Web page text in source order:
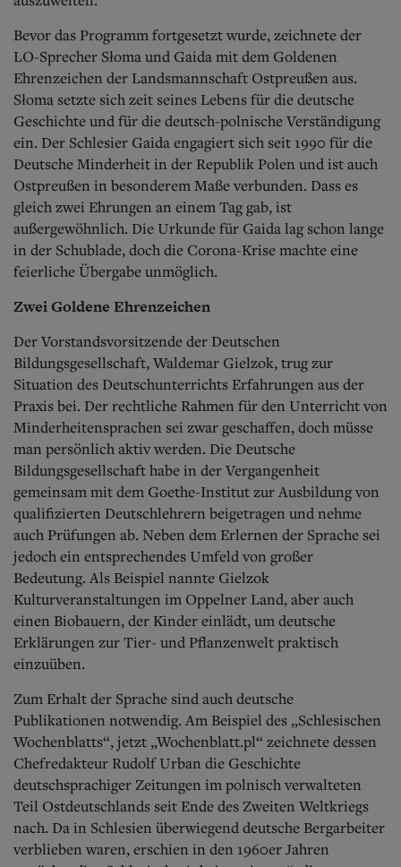
Bevor das Programm fortgesetzt wurde, zeichnete der
LO-Sprecher Słoma und Gaida mit dem Goldenen
Ehrenzeichen der Landsmannschaft Ostpreußen aus.
Słoma setzte sich zeit seines Lebens für die deutsche
Geschichte und für die deutsch-polnische Verständigung
ein. Der Schlesier Gaida engagiert sich seit 1990 für die
Deutsche Minderheit in der Republik Polen und ist auch
Ostpreußen in besonderem Maße verbunden. Dass es
gleich zwei Ehrungen an einem Tag gab, ist
außergewöhnlich. Die Urkunde für Gaida lag schon lange
in der Schublade, doch die Corona-Krise machte eine
feierliche Übergabe unmöglich.
Zwei Goldene Ehrenzeichen
Der Vorstandsvorsitzende der Deutschen
Bildungsgesellschaft, Waldemar Gielzok, trug zur
Situation des Deutschunterrichts Erfahrungen aus der
Praxis bei. Der rechtliche Rahmen für den Unterricht von
Minderheitensprachen sei zwar geschaffen, doch müsse
man persönlich aktiv werden. Die Deutsche
Bildungsgesellschaft habe in der Vergangenheit
gemeinsam mit dem Goethe-Institut zur Ausbildung von
qualifizierten Deutschlehrern beigetragen und nehme
auch Prüfungen ab. Neben dem Erlernen der Sprache sei
jedoch ein entsprechendes Umfeld von großer
Bedeutung. Als Beispiel nannte Gielzok
Kulturveranstaltungen im Oppelner Land, aber auch
einen Biobauern, der Kinder einlädt, um deutsche
Erklärungen zur Tier- und Pflanzenwelt praktisch
einzuüben.
Zum Erhalt der Sprache sind auch deutsche
Publikationen notwendig. Am Beispiel des „Schlesischen
Wochenblatts“, jetzt „Wochenblatt.pl“ zeichnete dessen
Chefredakteur Rudolf Urban die Geschichte
deutschsprachiger Zeitungen im polnisch verwalteten
Teil Ostdeutschlands seit Ende des Zweiten Weltkriegs
nach. Da in Schlesien überwiegend deutsche Bergarbeiter
verblieben waren, erschien in den 1960er Jahren